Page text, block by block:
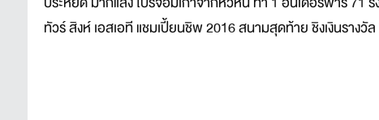
ทัวร์ สิงห์ เอสเอที แชมเปี้ยนชิพ 2016 สนามสุดท้าย ชิงเงินรา